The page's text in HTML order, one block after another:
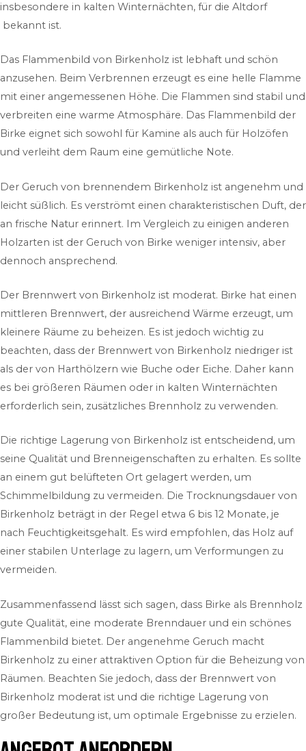
insbesondere in kalten Winternächten, für die Altdorf
bekannt ist.
Das Flammenbild von Birkenholz ist lebhaft und schön
anzusehen. Beim Verbrennen erzeugt es eine helle Flamme
mit einer angemessenen Höhe. Die Flammen sind stabil und
verbreiten eine warme Atmosphäre. Das Flammenbild der
Birke eignet sich sowohl für Kamine als auch für Holzöfen
und verleiht dem Raum eine gemütliche Note.
Der Geruch von brennendem Birkenholz ist angenehm und
leicht süßlich. Es verströmt einen charakteristischen Duft, der
an frische Natur erinnert. Im Vergleich zu einigen anderen
Holzarten ist der Geruch von Birke weniger intensiv, aber
dennoch ansprechend.
Der Brennwert von Birkenholz ist moderat. Birke hat einen
mittleren Brennwert, der ausreichend Wärme erzeugt, um
kleinere Räume zu beheizen. Es ist jedoch wichtig zu
beachten, dass der Brennwert von Birkenholz niedriger ist
als der von Harthölzern wie Buche oder Eiche. Daher kann
es bei größeren Räumen oder in kalten Winternächten
erforderlich sein, zusätzliches Brennholz zu verwenden.
Die richtige Lagerung von Birkenholz ist entscheidend, um
seine Qualität und Brenneigenschaften zu erhalten. Es sollte
an einem gut belüfteten Ort gelagert werden, um
Schimmelbildung zu vermeiden. Die Trocknungsdauer von
Birkenholz beträgt in der Regel etwa 6 bis 12 Monate, je
nach Feuchtigkeitsgehalt. Es wird empfohlen, das Holz auf
einer stabilen Unterlage zu lagern, um Verformungen zu
vermeiden.
Zusammenfassend lässt sich sagen, dass Birke als Brennholz
gute Qualität, eine moderate Brenndauer und ein schönes
Flammenbild bietet. Der angenehme Geruch macht
Birkenholz zu einer attraktiven Option für die Beheizung von
Räumen. Beachten Sie jedoch, dass der Brennwert von
Birkenholz moderat ist und die richtige Lagerung von
großer Bedeutung ist, um optimale Ergebnisse zu erzielen.